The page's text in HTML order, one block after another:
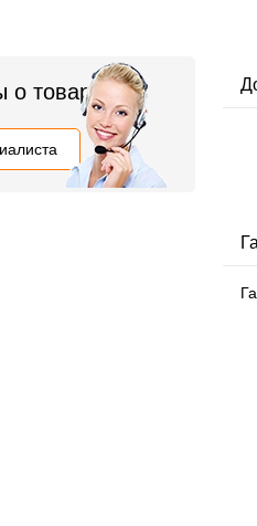
о товаре?